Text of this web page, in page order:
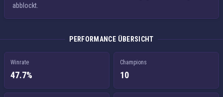
abblockt.
PERFORMANCE ÜBERSICHT
Winrate
47.7%
Champions
10